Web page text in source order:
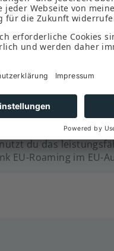
Du zahlst
über Handy, Mein
Du bleibst also
du das
EU-Roaming im